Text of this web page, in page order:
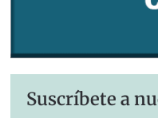
Suscríbete a